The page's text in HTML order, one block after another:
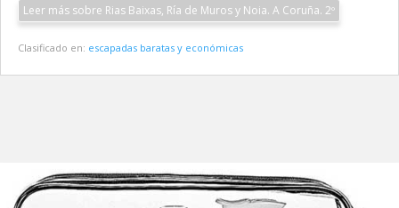
Leer más sobre Rias Baixas, Ría de Muros y Noia. A Coruña. 2º
Clasificado en: escapadas baratas y económicas